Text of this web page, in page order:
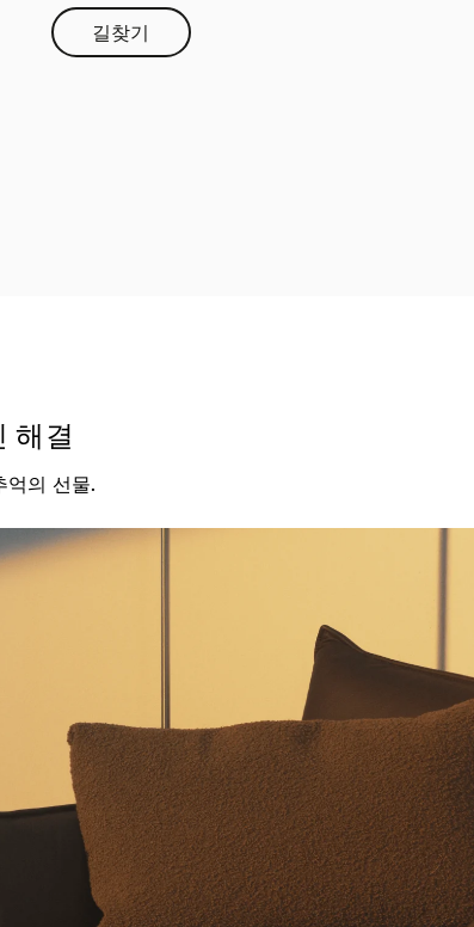
길찾기Link Opens in New Tab
해결
억의 선물.